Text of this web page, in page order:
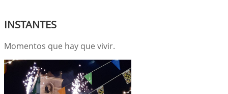
INSTANTES
Momentos que hay que vivir.